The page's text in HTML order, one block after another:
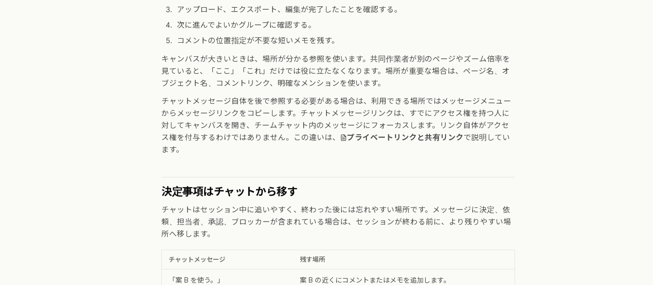
アップロード、エクスポート、編集が完了したことを確認する。
次に進んでよいかグループに確認する。
コメントの位置指定が不要な短いメモを残す。
キャンバスが大きいときは、場所が分かる参照を使います。共同作業者が別のページやズーム倍率を
見ていると、「ここ」「これ」だけでは役に立たなくなります。場所が重要な場合は、ページ名、オ
ブジェクト名、コメントリンク、明確なメンションを使います。
チャットメッセージ自体を後で参照する必要がある場合は、利用できる場所ではメッセージメニュー
からメッセージリンクをコピーします。チャットメッセージリンクは、すでにアクセス権を持つ人に
対してキャンバスを開き、チームチャット内のメッセージにフォーカスします。リンク自体がアクセ
ス権を付与するわけではありません。この違いは、
プライベートリンクと共有リンクで説明してい
ます。
決定事項はチャットから移す
チャットはセッション中に追いやすく、終わった後には忘れやすい場所です。メッセージに決定、依
頼、担当者、承認、ブロッカーが含まれている場合は、セッションが終わる前に、より残りやすい場
所へ移します。
チャットメッセージ 残す場所
「案 B を使う。」 案 B の近くにコメントまたはメモを追加します。